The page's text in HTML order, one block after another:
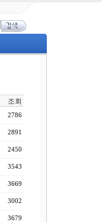
조회
2786
2891
2450
3543
3669
3002
3679